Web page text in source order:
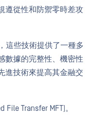
遵從性和防禦零時差攻
這些技術提供了一種多
數據的完整性、機密性
進技術來提高其金融交
File Transfer MFT)。